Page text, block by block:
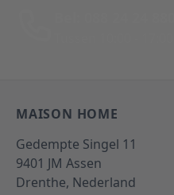
MAISON HOME
Gedempte Singel 11
9401 JM Assen
Drenthe, Nederland